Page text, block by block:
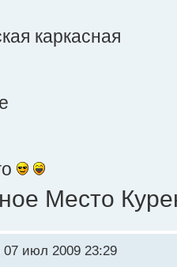
каркасная
Место
07 июл 2009 23:29